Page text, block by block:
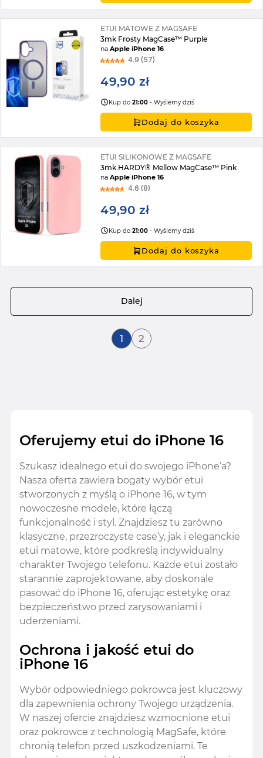
ETUI MATOWE Z MAGSAFE
3mk Frosty MagCase™ Purple
naApple iPhone 16
4.9 (57)
49,90 zł
Kup do21:00 - Wyślemy dziś
Dodaj do koszyka
ETUI SILIKONOWE Z MAGSAFE
3mk HARDY® Mellow MagCase™ Pink
naApple iPhone 16
4.6 (8)
49,90 zł
Kup do21:00 - Wyślemy dziś
Dodaj do koszyka
Aktualnie czytasz stronę
1 Strona
2
Dalej
Oferujemy etui do iPhone 16
Szukasz idealnego etui do swojego iPhone’a?
Nasza oferta zawiera bogaty wybór etui
stworzonych z myślą o iPhone 16, w tym
nowoczesne modele, które łączą
funkcjonalność i styl. Znajdziesz tu zarówno
klasyczne, przezroczyste case’y, jak i eleganckie
etui matowe, które podkreślą indywidualny
charakter Twojego telefonu. Każde etui zostało
starannie zaprojektowane, aby doskonale
pasować do iPhone 16, oferując estetykę oraz
bezpieczeństwo przed zarysowaniami i
uderzeniami.
Ochrona i jakość etui do
iPhone 16
Wybór odpowiedniego pokrowca jest kluczowy
dla zapewnienia ochrony Twojego urządzenia.
W naszej ofercie znajdziesz wzmocnione etui
oraz pokrowce z technologią MagSafe, które
chronią telefon przed uszkodzeniami. Te